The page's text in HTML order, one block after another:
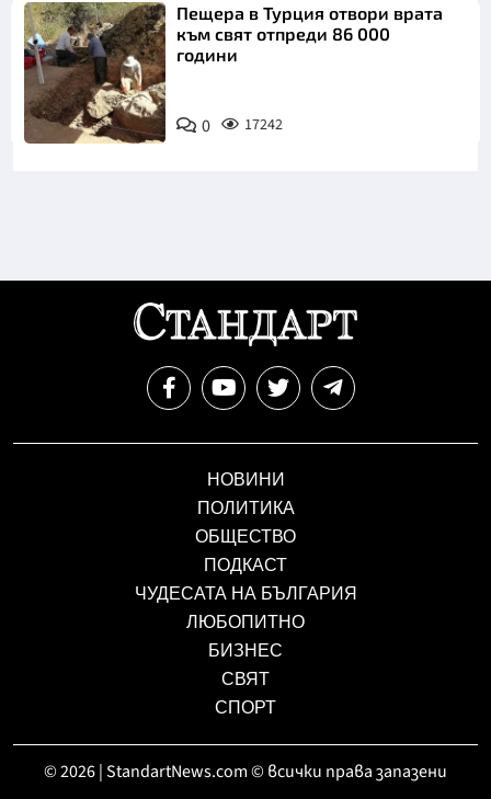
Пещера в Турция отвори врата
към свят отпреди 86 000
години
0 17242
НОВИНИ
ПОЛИТИКА
ОБЩЕСТВО
ПОДКАСТ
ЧУДЕСАТА НА БЪЛГАРИЯ
ЛЮБОПИТНО
БИЗНЕС
СВЯТ
СПОРТ
© 2026 | StandartNews.com © всички права запазени